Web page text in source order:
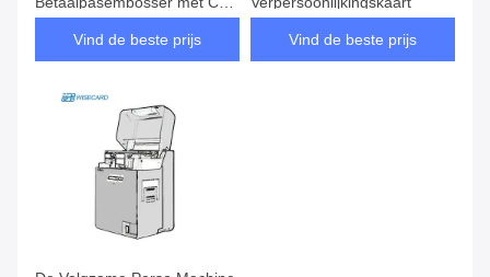
Encoding
Vind de beste prijs
Vind de beste prijs